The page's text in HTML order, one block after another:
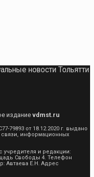
новости Тольятти
издание vdmst.ru
79893 от 18.12.2020 г. выдано
информационных
учредителя и редакции:
Свободы 4. Телефон
Автаева Е.Н. Адрес